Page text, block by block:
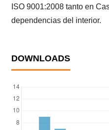
ISO 9001:2008 tanto en
dependencias del interior.
DOWNLOADS